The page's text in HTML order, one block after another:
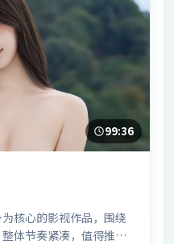
99:36
核心的影视作品，围绕
体节奏紧凑，值得推荐